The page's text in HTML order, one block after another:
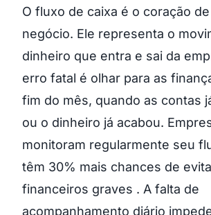
O fluxo de caixa é o coração
negócio. Ele representa o
dinheiro que entra e sai da
erro fatal é olhar para as
fim do mês, quando as contas
ou o dinheiro já acabou.
monitoram regularmente seu
têm 30% mais chances de
financeiros graves . A falta de
acompanhamento diário